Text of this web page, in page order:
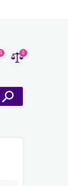
0 0